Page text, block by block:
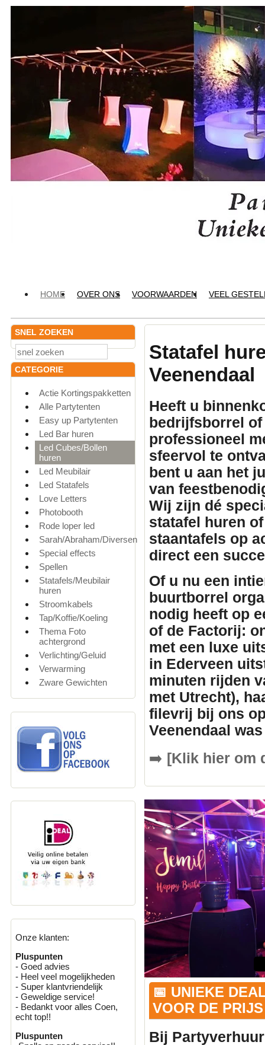
HOME OVER ONS VOORWAARDEN VEEL
SNEL ZOEKEN
CATEGORIE
Actie Kortingspakketten
Alle Partytenten
Easy up Partytenten
Led Bar huren
Led Cubes/Bollen
huren
Led Meubilair
Led Statafels
Love Letters
Photobooth
Rode loper led
Sarah/Abraham/Diversen
Special effects
Spellen
Statafels/Meubilair
huren
Stroomkabels
Tap/Koffie/Koeling
Thema Foto
achtergrond
Verlichting/Geluid
Verwarming
Zware Gewichten
Onze klanten:
Pluspunten
- Goed advies
- Heel veel mogelijkheden
- Super klantvriendelijk
- Geweldige service!
- Bedankt voor alles Coen,
echt top!!
Pluspunten
Statafel
Veenendaal
Heeft u
bedrijfsborrel
professioneel
sfeervol te
bent u aan het
van
Wij zijn dé
statafel huren
staantafels op
direct een
Of u nu een
buurtborrel
nodig heeft op
of de Factorij:
met een luxe
in Ederveen
minuten rijden
met Utrecht),
filevrij bij ons
Veenendaal
➡️ [Klik hier om
📅 UNIEKE
VOOR DE
Bij